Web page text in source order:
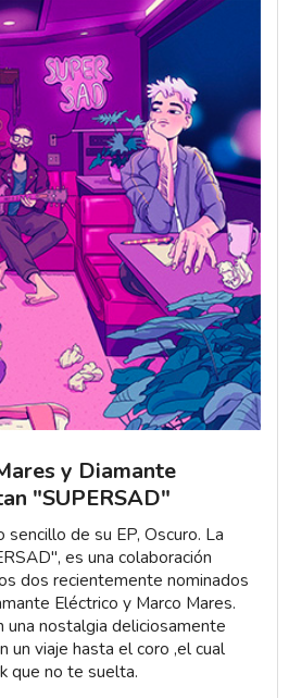
y Diamante
"SUPERSAD"
sencillo de su EP, Oscuro. La
es una colaboración
dos recientemente nominados
Eléctrico y Marco Mares.
una nostalgia deliciosamente
un viaje hasta el coro ,el cual
que no te suelta.